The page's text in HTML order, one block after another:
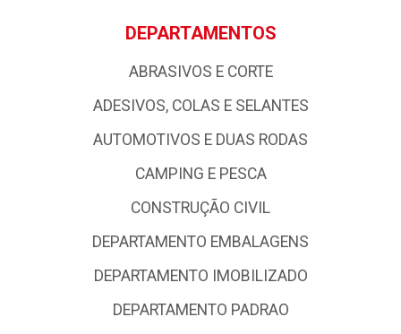
DEPARTAMENTOS
ABRASIVOS E CORTE
ADESIVOS, COLAS E SELANTES
AUTOMOTIVOS E DUAS RODAS
CAMPING E PESCA
CONSTRUÇÃO CIVIL
DEPARTAMENTO EMBALAGENS
DEPARTAMENTO IMOBILIZADO
DEPARTAMENTO PADRAO